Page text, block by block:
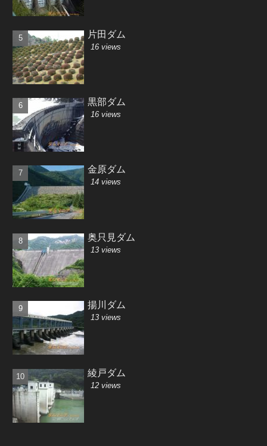
片田ダム
16 views
黒部ダム
16 views
金原ダム
14 views
奥只見ダム
13 views
揚川ダム
13 views
綾戸ダム
12 views